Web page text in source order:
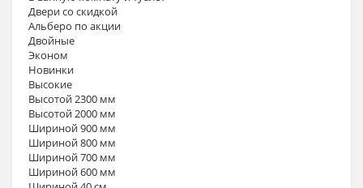
Двери со скидкой
Альберо по акции
Двойные
Эконом
Новинки
Высокие
Высотой 2300 мм
Высотой 2000 мм
Шириной 900 мм
Шириной 800 мм
Шириной 700 мм
Шириной 600 мм